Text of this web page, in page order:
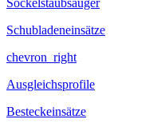
Sockelstaubsauger
Schubladeneinsätze
chevron_right
Ausgleichsprofile
Besteckeinsätze